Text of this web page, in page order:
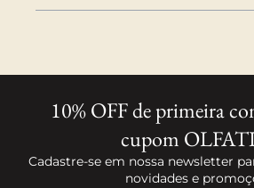
10% OFF de primeira
cupom
Cadastre-se em nossa newsletter
novidades e